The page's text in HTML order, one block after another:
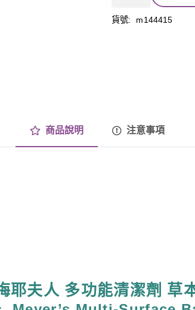
能
貨號: m144415
商品說明 注意事項
耶夫人 多功能清潔劑 草